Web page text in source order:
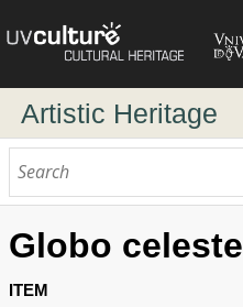
Artistic Heritage
Advanced Search
Directory of authors
Globo celeste
ITEM